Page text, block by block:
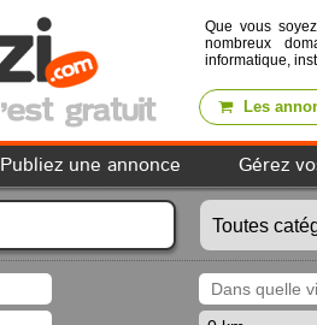
Que vous
nombreux
informatique,
Les
Publiez une annonce Gérez